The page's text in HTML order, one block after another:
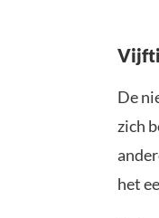
De
zich
het